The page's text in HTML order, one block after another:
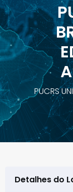
PUCRS
Detalhes do